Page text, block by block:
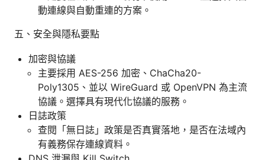
動連線與自動重連的方案。
五、安全與隱私要點
加密與協議
主要採用 AES-256 加密、ChaCha20-
Poly1305、並以 WireGuard 或 OpenVPN 為主流
協議。選擇具有現代化協議的服務。
日誌政策
查閱「無日誌」政策是否真實落地，是否在法域內
有義務保存連線資料。